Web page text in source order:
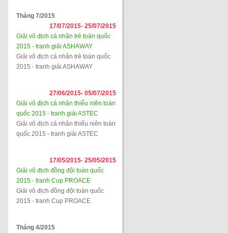
Tháng 7/2015
17/07/2015- 25/07/2015
Giải vô địch cá nhân trẻ toàn quốc
2015 - tranh giải ASHAWAY
Giải vô địch cá nhân trẻ toàn quốc
2015 - tranh giải ASHAWAY
27/06/2015- 05/07/2015
Giải vô địch cá nhân thiếu niên toàn
quốc 2015 - tranh giải ASTEC
Giải vô địch cá nhân thiếu niên toàn
quốc 2015 - tranh giải ASTEC
17/05/2015- 25/05/2015
Giải vô địch đồng đội toàn quốc
2015 - tranh Cup PROACE
Giải vô địch đồng đội toàn quốc
2015 - tranh Cup PROACE
Tháng 4/2015